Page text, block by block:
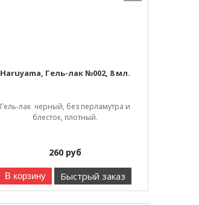
Haruyama, Гель-лак №002, 8 мл.
Гель-лак черный, без перламутра и
блесток, плотный.
260руб
В корзину Быстрый заказ